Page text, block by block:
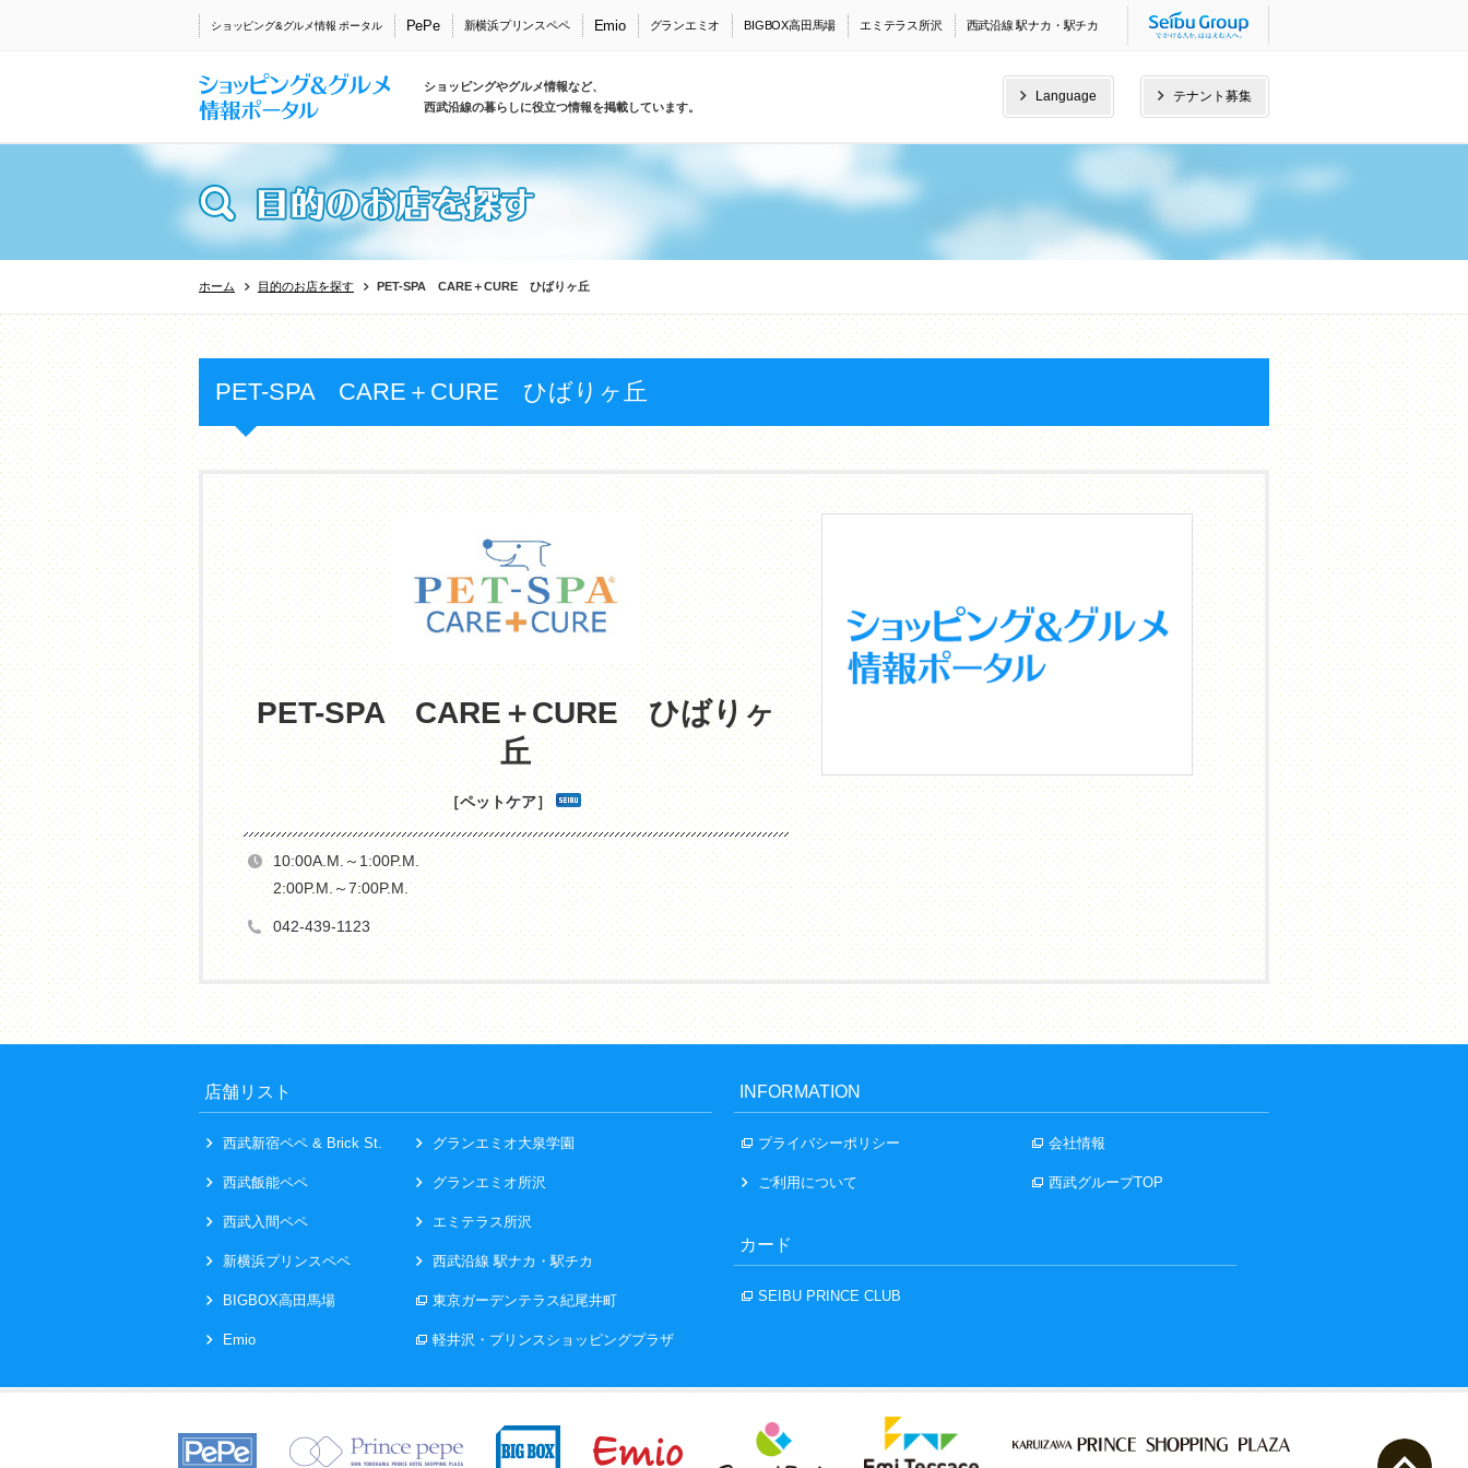
ショッピング&グルメ情報 ポータル PePe 新横浜プリンスペペ Emio グランエミオ BIGBOX高田馬場 エミテラス所沢 西武沿線 駅ナカ・駅チカ
ショッピングやグルメ情報など、
西武沿線の暮らしに役立つ情報を掲載しています。
Language テナント募集
ホーム 目的のお店を探す PET-SPA CARE＋CURE ひばりヶ丘
PET-SPA CARE＋CURE ひばりヶ丘
PET-SPA CARE＋CURE ひばりヶ
丘
［ペットケア］
10:00A.M.～1:00P.M.
2:00P.M.～7:00P.M.
042-439-1123
店舗リスト
西武新宿ペペ & Brick St.
西武飯能ペペ
西武入間ペペ
新横浜プリンスペペ
BIGBOX高田馬場
Emio
グランエミオ大泉学園
グランエミオ所沢
エミテラス所沢
西武沿線 駅ナカ・駅チカ
東京ガーデンテラス紀尾井町
軽井沢・プリンスショッピングプラザ
INFORMATION
プライバシーポリシー
ご利用について
会社情報
西武グループTOP
カード
SEIBU PRINCE CLUB